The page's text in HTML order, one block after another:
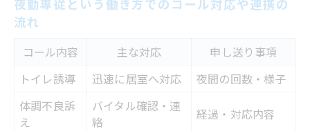
夜勤専従という働き方でのコール対応や連携の
流れ
コール内容 主な対応
申し送り事項
トイレ誘導
迅速に居室へ対応
夜間の回数・様子
体調不良訴
え
バイタル確認・連
絡
経過・対応内容